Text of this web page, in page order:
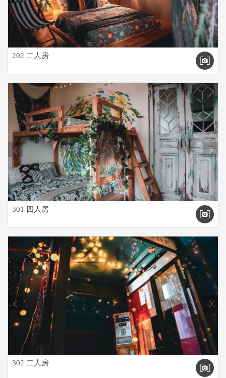
202 二人房
prev next
301 四人房
prev next
302 二人房